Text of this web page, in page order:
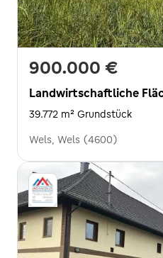
900.000 €
Landwirtschaftliche
39.772 m² Grundstück
Wels, Wels (4600)